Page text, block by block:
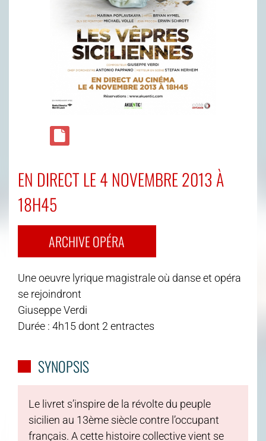
EN DIRECT LE 4 NOVEMBRE 2013 À
18H45
ARCHIVE OPÉRA
Une oeuvre lyrique magistrale où danse et opéra
se rejoindront
Giuseppe Verdi
Durée : 4h15 dont 2 entractes
SYNOPSIS
Le livret s’inspire de la révolte du peuple
sicilien au 13ème siècle contre l’occupant
français. A cette histoire collective vient se